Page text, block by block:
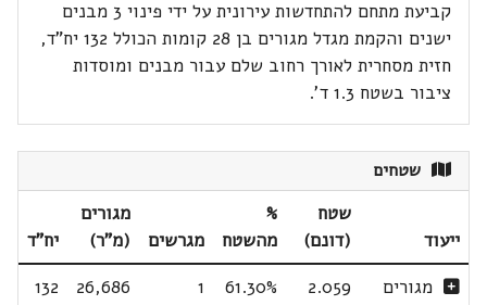
קביעת מתחם להתחדשות עירונית על ידי פינוי 3 מבנים
ישנים והקמת מגדל מגורים בן 28 קומות הכולל 132 יח"ד,
חזית מסחרית לאורך רחוב שלם עבור מבנים ומוסדות
ציבור בשטח 1.3 ד'.
שטחים
ייעוד
שטח
(דונם)
%
מהשטח
מגרשים
מגורים
(מ"ר)
יח"ד
מגורים
2.059
61.30%
1
26,686
132